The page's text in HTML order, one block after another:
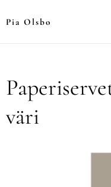
Pia Olsbo
väri